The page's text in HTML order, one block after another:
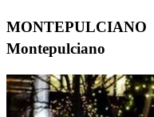
MONTEPULCIANO
Montepulciano